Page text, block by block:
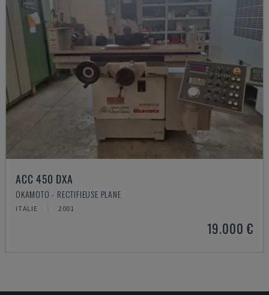
ACC 450 DXA
OKAMOTO - RECTIFIEUSE PLANE
ITALIE 2001
19.000 €